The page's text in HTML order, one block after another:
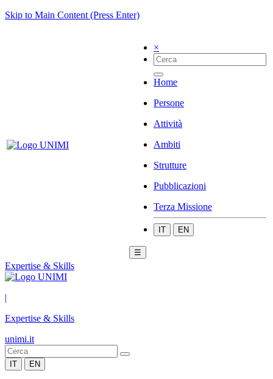
Skip to Main Content (Press Enter)
×
Home
Persone
Attività
Ambiti
Strutture
Pubblicazioni
Terza Missione
IT EN
☰
Expertise & Skills
|
Expertise & Skills
unimi.it
IT EN